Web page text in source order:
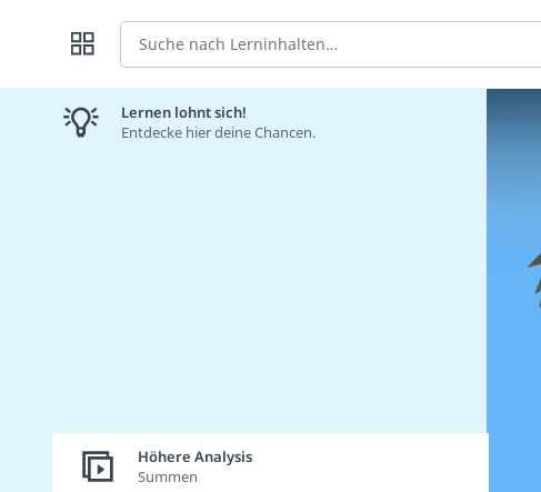
Suche
Lernen lohnt sich!
Entdecke hier deine Chancen.
Höhere Analysis
Summen